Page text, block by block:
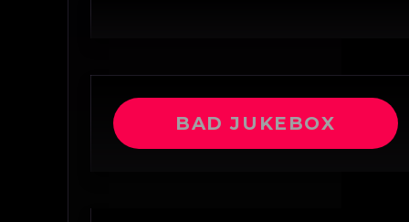
BAD JUKEBOX